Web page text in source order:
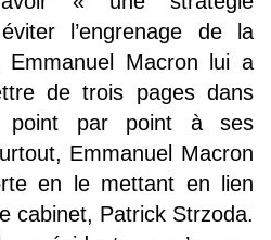
l’engrenage de la
Macron lui a
de trois pages dans
point par point à ses
Emmanuel Macron
en le mettant en lien
cabinet, Patrick Strzoda.